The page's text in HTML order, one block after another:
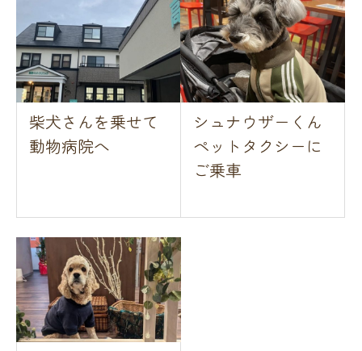
柴犬さんを乗せて
動物病院へ
シュナウザーくん
ペットタクシーに
ご乗車